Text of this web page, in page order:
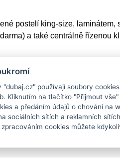
postelí king-size,
a také centrálně řízenou
"dubaj.cz" používají soubory
Kliknutím na tlačítko "Přijmout
a předáním údajů o chování na
sociálních sítích a reklamních
zpracováním cookies můžete